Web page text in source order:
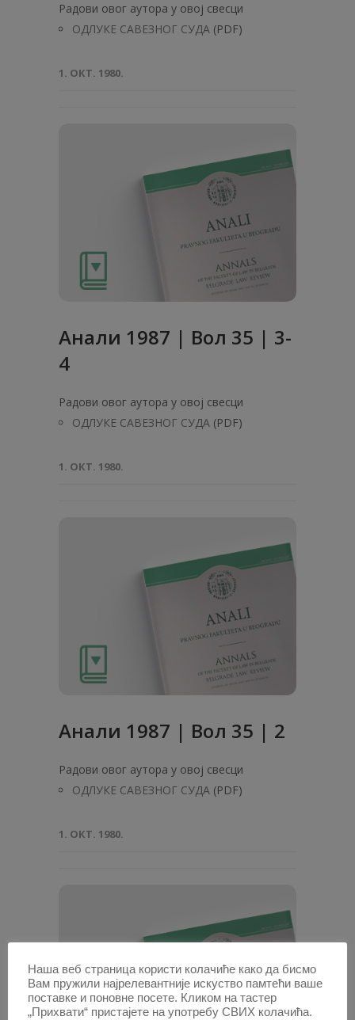
Радови овог аутора у овој свесци
ОДЛУКЕ САВЕЗНОГ СУДА (PDF)
1. ОКТ. 1980.
Анaли 1987 | Вол 35 | 3-
4
Радови овог аутора у овој свесци
ОДЛУКЕ САВЕЗНОГ СУДА (PDF)
1. ОКТ. 1980.
Анaли 1987 | Вол 35 | 2
Радови овог аутора у овој свесци
ОДЛУКЕ САВЕЗНОГ СУДА (PDF)
1. ОКТ. 1980.
Наша веб страница користи колачиће како да бисмо
Вам пружили најрелевантније искуство памтећи ваше
поставке и поновне посете. Кликом на тастер
„Прихвати“ пристајете на употребу СВИХ колачића.